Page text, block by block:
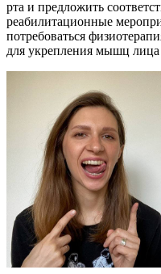
рта и предложить
реабилитационные
потребоваться
для укрепления мышц